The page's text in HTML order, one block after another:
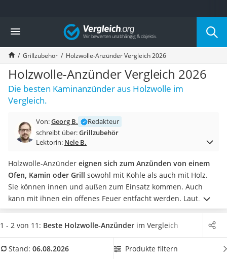
Die beliebtesten Vergleiche nach Kategorie
Baumarkt
Tresor feuerfest
Makita-Akku-Rasenmäher
Kappsäge
Smartes Türschloss
Akku-Rasentrimmer
Feuchtigkeitsmessgerät
Split-Klimaanlage 2 Innengeräte
Pelletofen
Bohrmaschine
Fliesenschneider
Hochdruckreiniger
Doppelschleifer
Überwachungskamera
Benzinrasenmäher mit Elektrostart
Akku-Laubsauger
Multimeter
Vergleich
Grillzubehör Holzwolle-Anzünder Vergleich 2026
Holzwolle-Anzünder Vergleich 2026
Die besten Kaminanzünder aus Holzwolle im
Vergleich.
Von:Georg B.
Redakteur
schreibt über:Grillzubehör
Lektorin: Nele B.
Holzwolle-Anzünder eignen sich zum Anzünden von einem
Ofen, Kamin oder Grill sowohl mit Kohle als auch mit Holz.
Sie können innen und außen zum Einsatz kommen. Auch
kann mit ihnen ein offenes Feuer entfacht werden. Laut
diversen Tests im Internet gilt das Material Holzwolle im
Vergleich zu einem herkömmlichenGrillanzünder
Paraffin achten.Wählen Sie jetzt aus unserer
1 - 2 von 11: Beste Holzwolle-Anzünder im Vergleich
Stand: 06.08.2026 Produkte filtern